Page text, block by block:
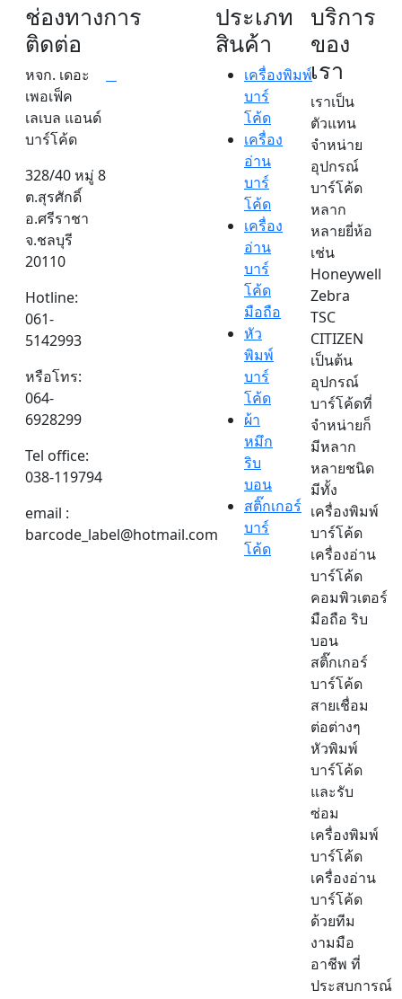
ช่องทางการ
ติดต่อ
หจก. เดอะ
เพอเฟ็ค
เลเบล แอนด์
บาร์โค้ด
328/40 หมู่ 8
ต.สุรศักดิ์
อ.ศรีราชา
จ.ชลบุรี
20110
Hotline:
061-
5142993
หรือโทร:
064-
6928299
Tel office:
038-119794
email :
barcode_label@hotmail.com
ประเภท
สินค้า
เครื่องพิมพ์
บาร์
โค้ด
เครื่อง
อ่าน
บาร์
โค้ด
เครื่อง
อ่าน
บาร์
โค้ด
มือถือ
หัว
พิมพ์
บาร์
โค้ด
ผ้า
หมึก
ริบ
บอน
สติ๊กเกอร์
บาร์
โค้ด
บริการ
ของ
เรา
เราเป็น
ตัวแทน
จำหน่าย
อุปกรณ์
บาร์โค้ด
หลาก
หลายยี่ห้อ
เช่น
Honeywell
Zebra
TSC
CITIZEN
เป็นต้น
อุปกรณ์
บาร์โค้ดที่
จำหน่ายก็
มีหลาก
หลายชนิด
มีทั้ง
เครื่องพิมพ์
บาร์โค้ด
เครื่องอ่าน
บาร์โค้ด
คอมพิวเตอร์
มือถือ ริบ
บอน
สติ๊กเกอร์
บาร์โค้ด
สายเชื่อม
ต่อต่างๆ
หัวพิมพ์
บาร์โค้ด
และรับ
ซ่อม
เครื่องพิมพ์
บาร์โค้ด
เครื่องอ่าน
บาร์โค้ด
ด้วยทีม
งามมือ
อาชีพ ที่
ประสบการณ์